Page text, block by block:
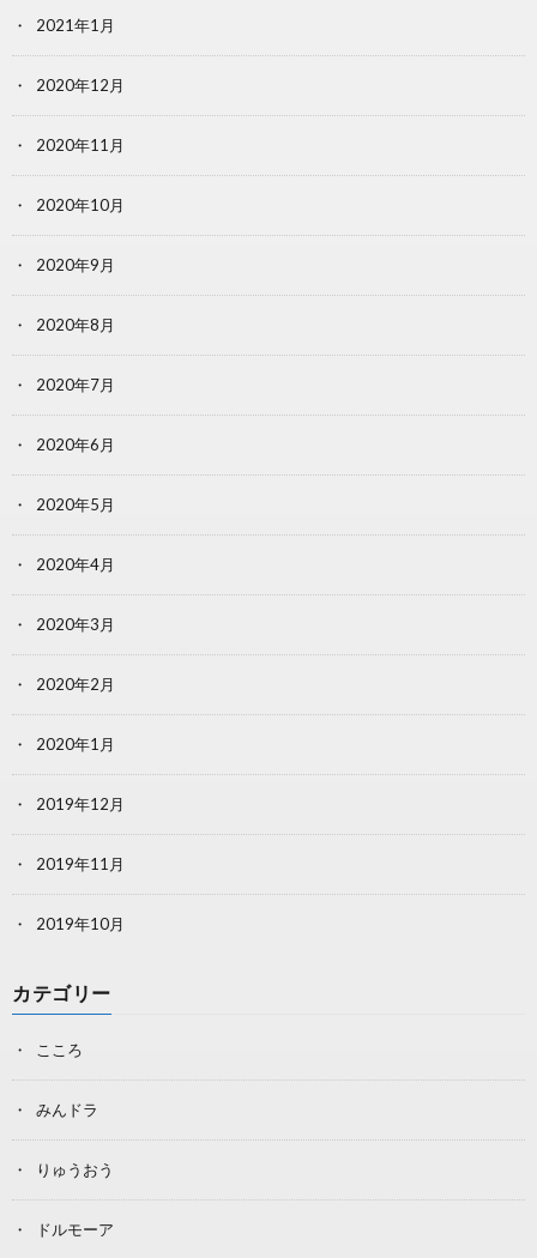
2021年1月
2020年12月
2020年11月
2020年10月
2020年9月
2020年8月
2020年7月
2020年6月
2020年5月
2020年4月
2020年3月
2020年2月
2020年1月
2019年12月
2019年11月
2019年10月
カテゴリー
こころ
みんドラ
りゅうおう
ドルモーア